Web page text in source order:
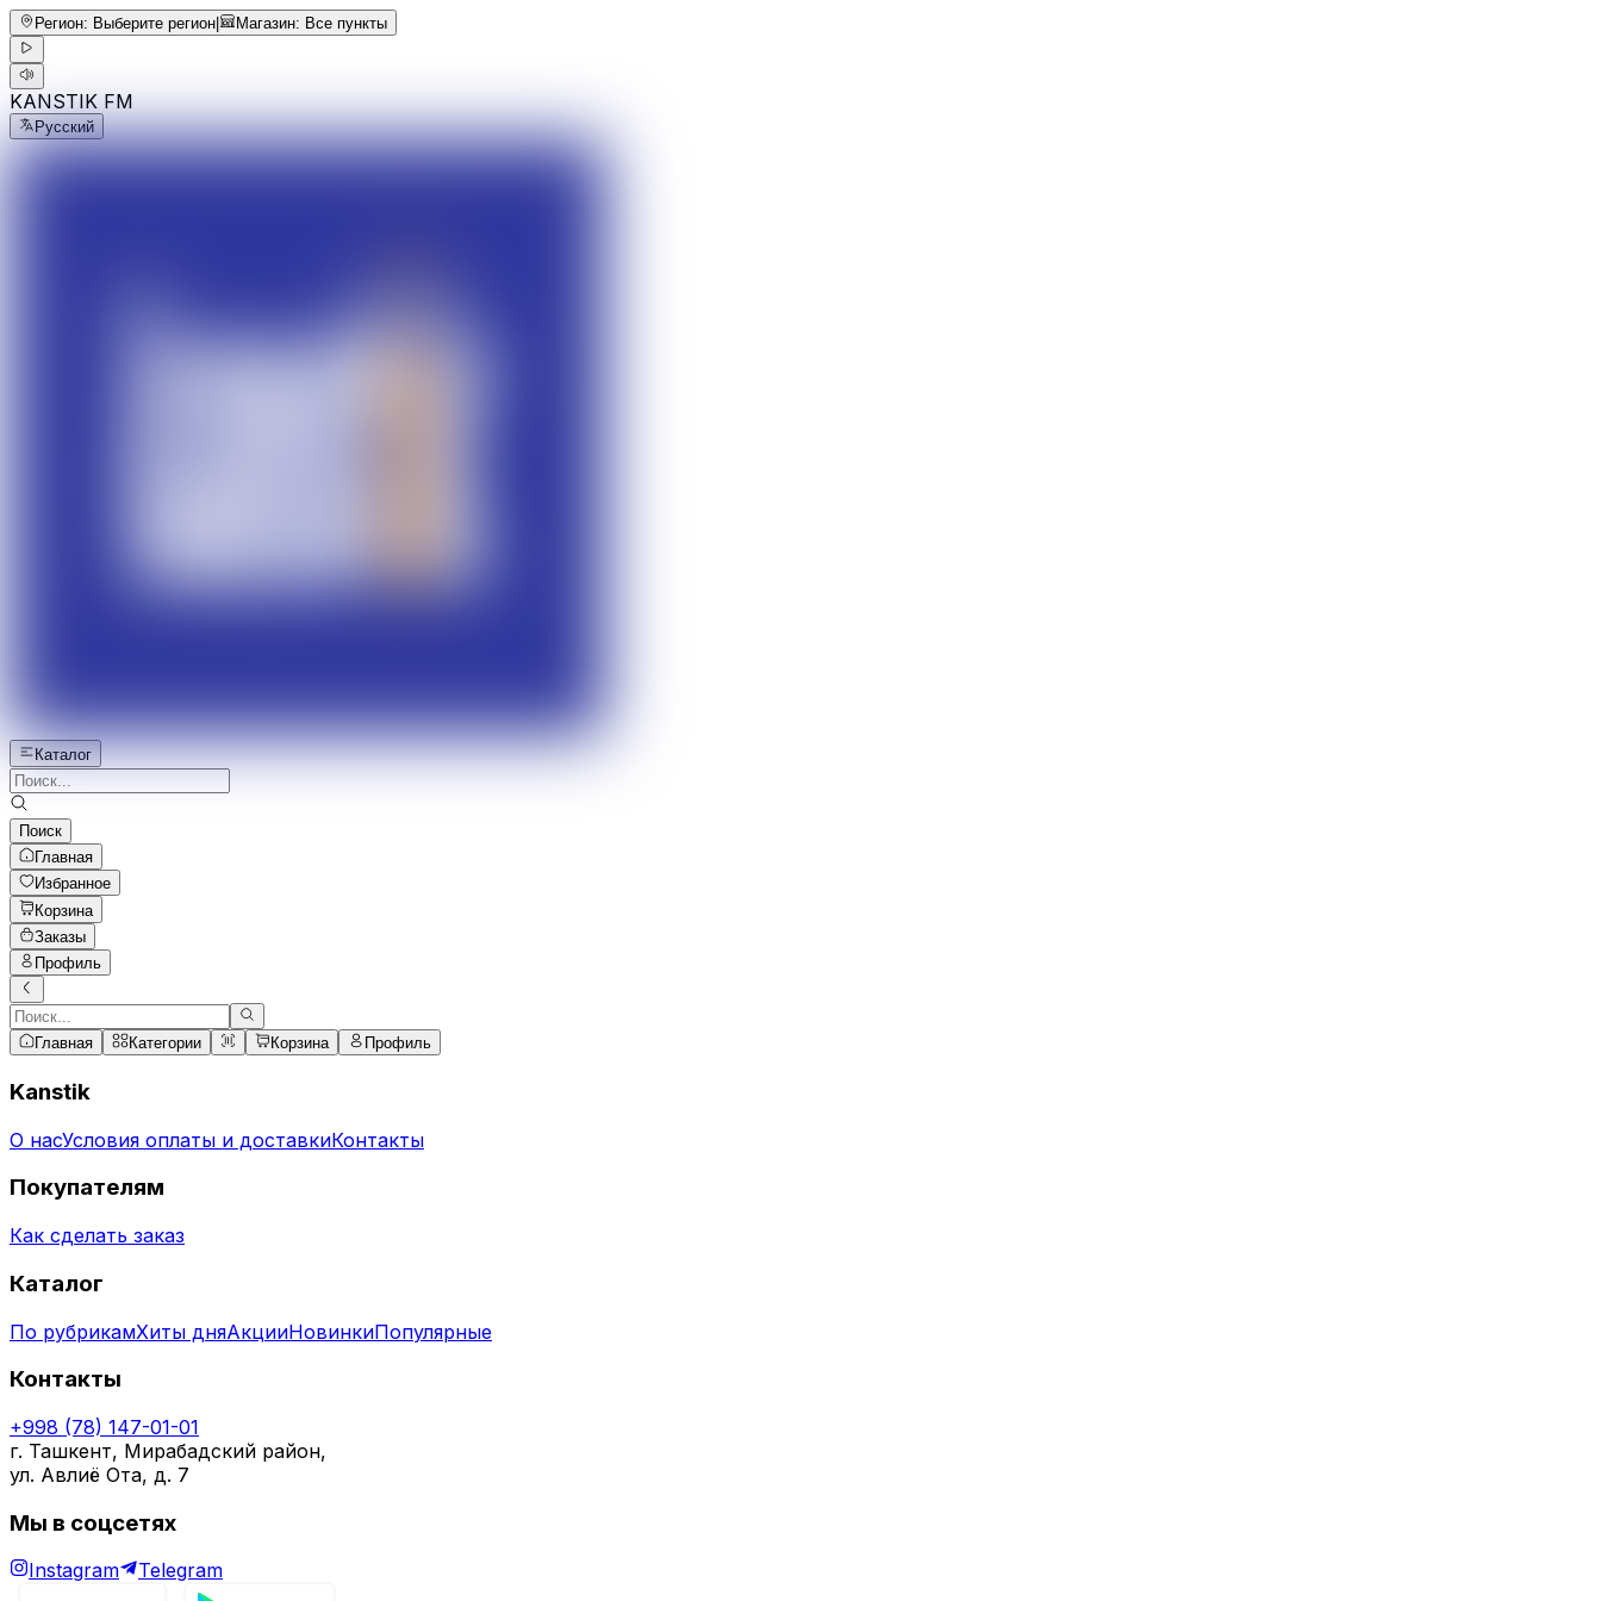
Регион: Выберите регион | Магазин: Все пункты
KANSTIK FM
Русский
Каталог
Поиск
Главная
Избранное
Корзина
Заказы
Профиль
Главная Категории Корзина Профиль
Kanstik
О насУсловия оплаты и доставкиКонтакты
Покупателям
Как сделать заказ
Каталог
По рубрикамХиты дняАкцииНовинкиПопулярные
Контакты
+998 (78) 147-01-01
г. Ташкент, Мирабадский район,
ул. Авлиё Ота, д. 7
Мы в соцсетях
Instagram Telegram